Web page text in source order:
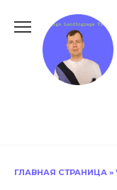
содержанию
ГЛАВНАЯ СТРАНИЦА »